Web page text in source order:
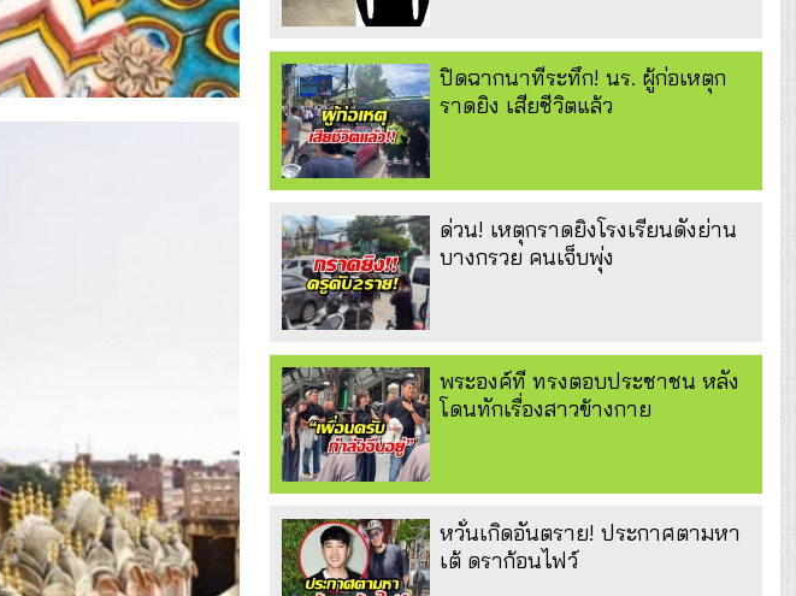
ปิดฉากนาทีระทึก! นร. ผู้ก่อเหตุก
ราดยิง เสียชีวิตแล้ว
ด่วน! เหตุกราดยิงโรงเรียนดังย่าน
บางกรวย คนเจ็บพุ่ง
พระองค์ที ทรงตอบประชาชน หลัง
โดนทักเรื่องสาวข้างกาย
หวั่นเกิดอันตราย! ประกาศตามหา
เต้ ดราก้อนไฟว์